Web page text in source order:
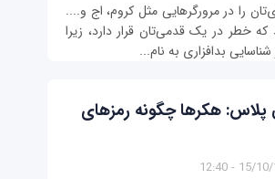
را در مرورگرهایی مثل کروم، اج و....
که خطر در یک قدمی‌تان قرار دارد، زیرا
بدافزاری به نام...
پلاس: هکرها چگونه رمزهای
15/10/